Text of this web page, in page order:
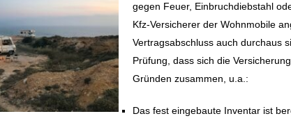
gegen Feuer, Einbruchdiebstahl
Kfz-Versicherer der Wohnmobile
Vertragsabschluss auch durchaus
Prüfung, dass sich die
Gründen zusammen, u.a.:
Das fest eingebaute Inventar ist